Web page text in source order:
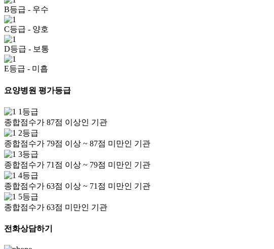
B등급 - 우수
C등급 - 양호
D등급 - 보통
E등급 - 미흡
요양병원 평가등급
1등급
종합점수가 87점 이상인 기관
2등급
종합점수가 79점 이상 ~ 87점 미만인 기관
3등급
종합점수가 71점 이상 ~ 79점 미만인 기관
4등급
종합점수가 63점 이상 ~ 71점 미만인 기관
5등급
종합점수가 63점 미만인 기관
전화상담하기